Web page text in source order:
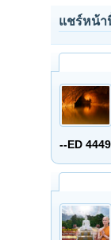
แชร์หน้า
--ED